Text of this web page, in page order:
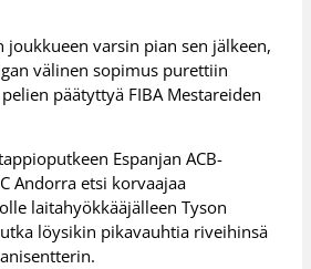
joukkueen varsin pian sen jälkeen,
välinen sopimus purettiin
päätyttyä FIBA Mestareiden
Espanjan ACB-
Andorra etsi korvaajaa
laitahyökkääjälleen Tyson
löysikin pikavauhtia riveihinsä